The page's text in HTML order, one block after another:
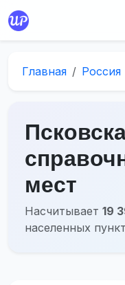
Главная Россия
мест
Насчитывает 19
населенных